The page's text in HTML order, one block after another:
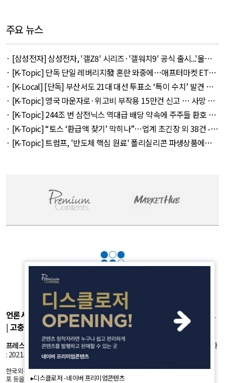
주요 뉴스
· [삼성전자] 삼성전자, '갤Z8' 시리즈·'갤워치9' 공식 출시...'울트
라' 257만 7300원 외 51건 - August 6, 2026
· [K-Topic] 단독 단일 레버리지發 혼란 와중에…애프터마켓 ETF
거래 강행 외 71건 - August 6, 2026
· [K-Local] [단독] 부산서도 21대 대선 투표소 ‘특이 수치’ 발견 외
14건 - August 6, 2026
· [K-Topic] 영국 마운자로·위고비 부작용 15만건 신고 … 사망 연
관 사례 153건 외 50건 - August 6, 2026
· [K-Topic] 244조 번 삼전닉스 역대급 배당 약속에 주주들 환호 외
21건 - August 6, 2026
· [K-Topic] “토스 ‘환급액 찾기’ 막히나”…업계 초긴장 외 38건 -
August 6, 2026
· [K-Topic] 트럼프, '반도체 핵심 원료' 폴리실리콘 파생상품에
▸디스클로저 - 네이버 프리미엄콘텐츠
언론사소개 |개인정보취급방침|광고후원 부가서비스|기사제보
|고충처리 |청소년보호정책
프레스룸
: 서울시 강서구 공항대로 45길 25 등록번호: 서울 아53981 등록일자
: 2021.10.18 발행인: 정유란 편집인: 신한진
한국외신뉴스의 모든 콘텐츠(기사)는 저작권법의 보호를 받는바, 무단 전재, 복사, 배
포 등을 금합니다.